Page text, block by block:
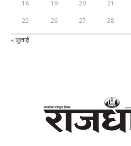
18 19 20 21
25 26 27 28
« जुलाई